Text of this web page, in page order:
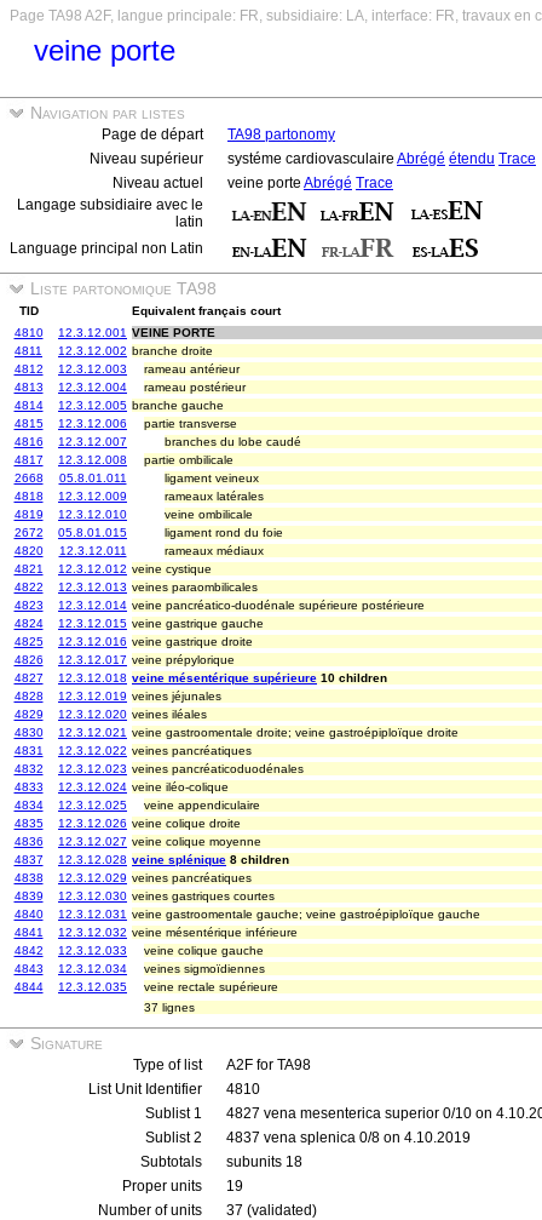
Page TA98 A2F, langue principale: FR, subsidiaire: LA, interface: FR, travaux en
veine porte
Navigation par listes
Page de départ
TA98 partonomy
Niveau supérieur
systéme cardiovasculaire Abrégé étendu Trace
Niveau actuel
veine porte Abrégé Trace
Langage subsidiaire avec le
latin
Language principal non Latin
Liste partonomique TA98
TID
Equivalent français court
4810
12.3.12.001 VEINE PORTE
4811
12.3.12.002 branche droite
4812
12.3.12.003
rameau antérieur
4813
12.3.12.004
rameau postérieur
4814
12.3.12.005 branche gauche
4815
12.3.12.006
partie transverse
4816
12.3.12.007
branches du lobe caudé
4817
12.3.12.008
partie ombilicale
2668
05.8.01.011
ligament veineux
4818
12.3.12.009
rameaux latérales
4819
12.3.12.010
veine ombilicale
2672
05.8.01.015
ligament rond du foie
4820
12.3.12.011
rameaux médiaux
4821
12.3.12.012 veine cystique
4822
12.3.12.013 veines paraombilicales
4823
12.3.12.014 veine pancréatico-duodénale supérieure postérieure
4824
12.3.12.015 veine gastrique gauche
4825
12.3.12.016 veine gastrique droite
4826
12.3.12.017 veine prépylorique
4827
12.3.12.018 veine mésentérique supérieure 10 children
4828
12.3.12.019 veines jéjunales
4829
12.3.12.020 veines iléales
4830
12.3.12.021 veine gastroomentale droite; veine gastroépiploïque droite
4831
12.3.12.022 veines pancréatiques
4832
12.3.12.023 veines pancréaticoduodénales
4833
12.3.12.024 veine iléo-colique
4834
12.3.12.025
veine appendiculaire
4835
12.3.12.026 veine colique droite
4836
12.3.12.027 veine colique moyenne
4837
12.3.12.028 veine splénique 8 children
4838
12.3.12.029 veines pancréatiques
4839
12.3.12.030 veines gastriques courtes
4840
12.3.12.031 veine gastroomentale gauche; veine gastroépiploïque gauche
4841
12.3.12.032 veine mésentérique inférieure
4842
12.3.12.033
veine colique gauche
4843
12.3.12.034
veines sigmoïdiennes
4844
12.3.12.035
veine rectale supérieure
37 lignes
Signature
Type of list
A2F for TA98
List Unit Identifier
4810
Sublist 1
4827 vena mesenterica superior 0/10 on
Sublist 2
4837 vena splenica 0/8 on 4.10.2019
Subtotals
subunits 18
Proper units
19
Number of units
37 (validated)